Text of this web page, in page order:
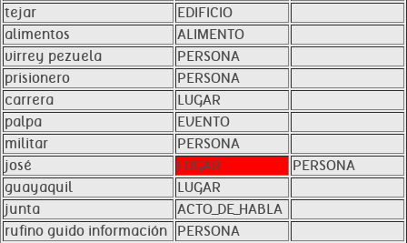
tejar
EDIFICIO
alimentos
ALIMENTO
virrey pezuela
PERSONA
prisionero
PERSONA
carrera
LUGAR
palpa
EVENTO
militar
PERSONA
josé
LUGAR
PERSONA
guayaquil
LUGAR
junta
ACTO_DE_HABLA
rufino guido información
PERSONA